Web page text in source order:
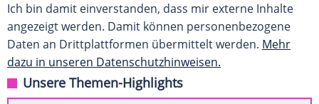
Ich bin damit einverstanden, dass mir externe Inhalte
angezeigt werden. Damit können personenbezogene
Daten an Drittplattformen übermittelt werden. Mehr
dazu in unseren Datenschutzhinweisen.
Unsere Themen-Highlights